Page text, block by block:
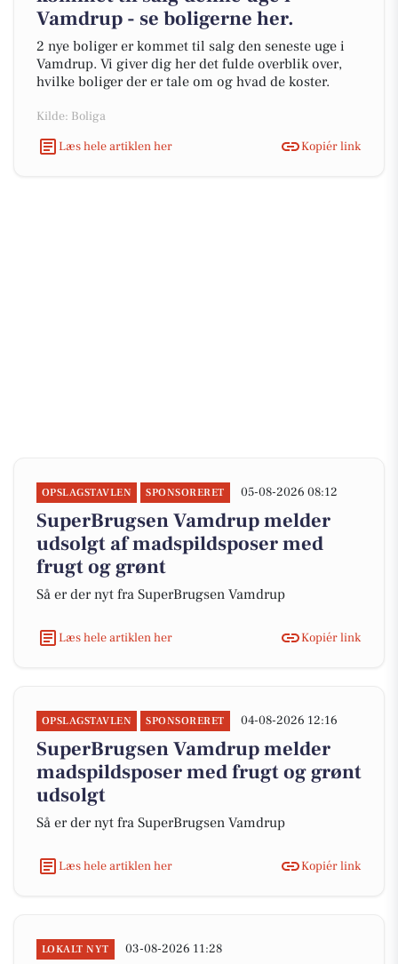
Vamdrup - se boligerne her.
2 nye boliger er kommet til salg den seneste uge i
Vamdrup. Vi giver dig her det fulde overblik over,
hvilke boliger der er tale om og hvad de koster.
Kilde: Boliga
Læs hele artiklen her
Kopiér link
OPSLAGSTAVLEN SPONSORERET 05-08-2026 08:12
SuperBrugsen Vamdrup melder
udsolgt af madspildsposer med
frugt og grønt
Så er der nyt fra SuperBrugsen Vamdrup
Læs hele artiklen her Kopiér link
OPSLAGSTAVLEN SPONSORERET 04-08-2026 12:16
SuperBrugsen Vamdrup melder
madspildsposer med frugt og grønt
udsolgt
Så er der nyt fra SuperBrugsen Vamdrup
Læs hele artiklen her Kopiér link
LOKALT NYT 03-08-2026 11:28